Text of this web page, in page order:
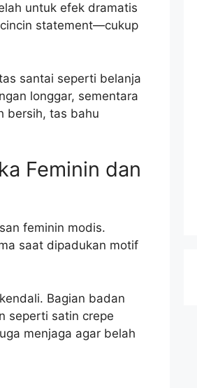
untuk efek dramatis
statement—cukup
santai seperti belanja
longgar, sementara
bersih, tas bahu
Feminin dan
feminin modis.
saat dipadukan motif
Bagian badan
seperti satin crepe
menjaga agar belah